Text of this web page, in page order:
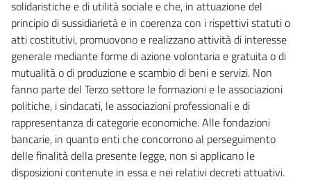
solidaristiche e di utilità sociale e che, in attuazione del
principio di sussidiarietà e in coerenza con i rispettivi statuti o
atti costitutivi, promuovono e realizzano attività di interesse
generale mediante forme di azione volontaria e gratuita o di
mutualità o di produzione e scambio di beni e servizi. Non
fanno parte del Terzo settore le formazioni e le associazioni
politiche, i sindacati, le associazioni professionali e di
rappresentanza di categorie economiche. Alle fondazioni
bancarie, in quanto enti che concorrono al perseguimento
delle finalità della presente legge, non si applicano le
disposizioni contenute in essa e nei relativi decreti attuativi.